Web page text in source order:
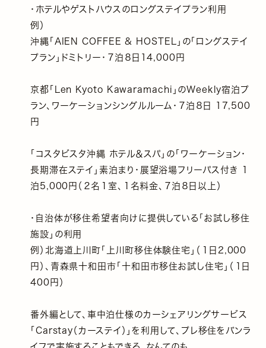
・ホテルやゲストハウスのロングステイプラン利用
例）
沖縄「AIEN COFFEE & HOSTEL」の「ロングステイ
プラン」ドミトリー・７泊８日14,000円
京都「Len Kyoto Kawaramachi」のWeekly宿泊プ
ラン、ワーケーションシングルルーム・７泊８日 17,500
円
「コスタビスタ沖縄 ホテル＆スパ」の「ワーケーション・
長期滞在ステイ」素泊まり・展望浴場フリーパス付き １
泊5,000円（２名１室、１名料金、７泊８日以上）
・自治体が移住希望者向けに提供している「お試し移住
施設」の利用
例）北海道上川町「上川町移住体験住宅」（１日2,000
円）、青森県十和田市「十和田市移住お試し住宅」（１日
400円）
番外編として、車中泊仕様のカーシェアリングサービス
「Carstay（カーステイ）」を利用して、プレ移住をバンラ